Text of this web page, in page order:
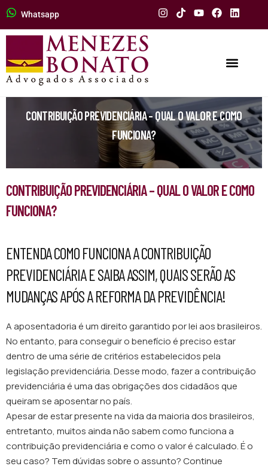
Whatsapp
CONTRIBUIÇÃO PREVIDENCIÁRIA – QUAL O VALOR E COMO
FUNCIONA?
CONTRIBUIÇÃO PREVIDENCIÁRIA – QUAL O VALOR E COMO
FUNCIONA?
ENTENDA COMO FUNCIONA A CONTRIBUIÇÃO
PREVIDENCIÁRIA E SAIBA ASSIM, QUAIS SERÃO AS
MUDANÇAS APÓS A REFORMA DA PREVIDÊNCIA!
A aposentadoria é um direito garantido por lei aos brasileiros.
No entanto, para conseguir o benefício é preciso estar
dentro de uma série de critérios estabelecidos pela
legislação previdenciária. Desse modo, fazer a contribuição
previdenciária é uma das obrigações dos cidadãos que
queiram se aposentar no país.
Apesar de estar presente na vida da maioria dos brasileiros,
entretanto, muitos ainda não sabem como funciona a
contribuição previdenciária e como o valor é calculado. É o
seu caso? Tem dúvidas sobre o assunto? Continue